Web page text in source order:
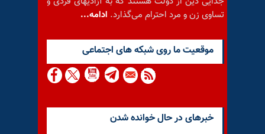
تساوی زن و مرد احترام می‌گذارد. ادامه...
موقعيت ما روى شبكه هاى اجتماعى
خبرهای در حال خوانده شدن